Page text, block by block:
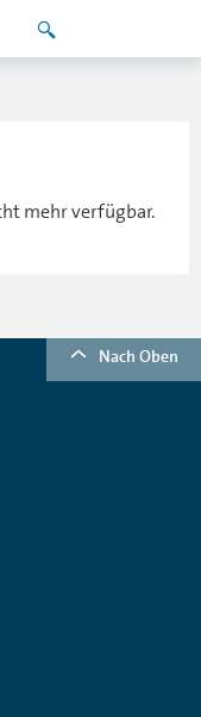
mehr verfügbar.
Nach Oben